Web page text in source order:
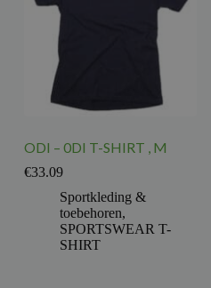
ODI – 0DI T-SHIRT , M
€33.09
Sportkleding &
toebehoren,
SPORTSWEAR T-
SHIRT